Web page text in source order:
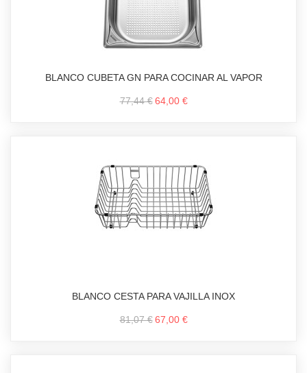
BLANCO CUBETA GN PARA COCINAR AL VAPOR
77,44 € 64,00 €
BLANCO CESTA PARA VAJILLA INOX
81,07 € 67,00 €